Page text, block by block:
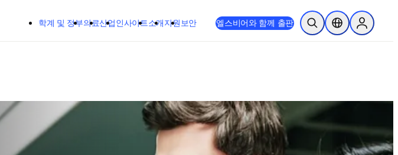
학계 및 정부의료산업인사이트소개지원 보안 엘스비어와 함께 출판 검색 열기위치 선택기Sign in to